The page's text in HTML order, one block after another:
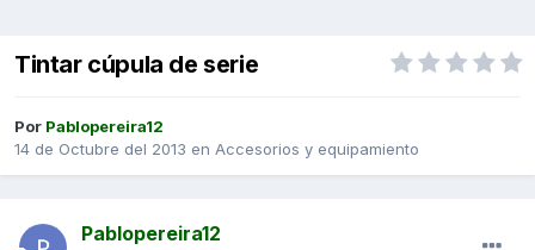
Tintar cúpula de serie
Por Pablopereira12
14 de Octubre del 2013 en Accesorios y equipamiento
Pablopereira12